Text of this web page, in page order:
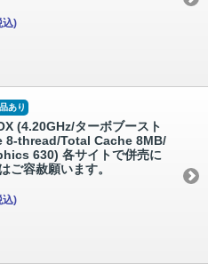
込)
あり
(4.20GHz/ターボブースト
8-thread/Total Cache 8MB/
630) 各サイトで併売に
ご容赦願います。
込)